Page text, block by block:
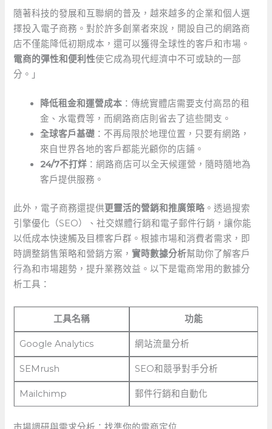
隨著科技的發展和互聯網的普及，越來越多的企業和個人選
擇投入電子商務。對於許多創業者來說，開設自己的網路商
店不僅能降低初期成本，還可以獲得全球性的客戶和市場。
電商的彈性和便利性使它成為現代經濟中不可或缺的一部
分。」
降低租金和運營成本 ：傳統實體店需要支付高昂的租
金、水電費等，而網路商店則省去了這些開支。
全球客戶基礎 ：不再局限於地理位置，只要有網路，
來自世界各地的客戶都能光顧你的店鋪。
24/7不打烊 ：網路商店可以全天候運營，隨時隨地為
客戶提供服務。
此外，電子商務還提供更靈活的營銷和推廣策略 。透過搜索
引擎優化（SEO）、社交媒體行銷和電子郵件行銷，讓你能
以低成本快速觸及目標客戶群。根據市場和消費者需求，即
時調整銷售策略和營銷方案，實時數據分析幫助你了解客戶
行為和市場趨勢，提升業務效益。以下是電商常用的數據分
析工具：
工具名稱 功能
Google​ Analytics 網站流量分析
SEMrush SEO和競爭對手分析
Mailchimp 郵件行銷和自動化